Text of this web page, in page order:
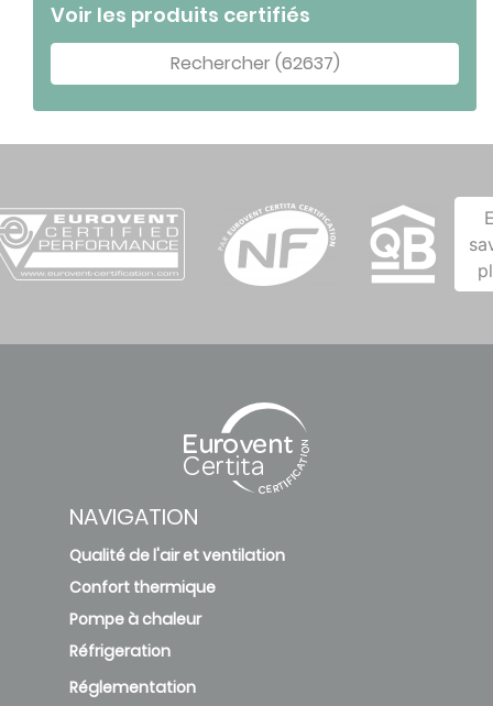
Voir les produits certifiés
Rechercher (62637)
NAVIGATION
Qualité de l'air et ventilation
Confort thermique
Pompe à chaleur
Réfrigeration
Réglementation